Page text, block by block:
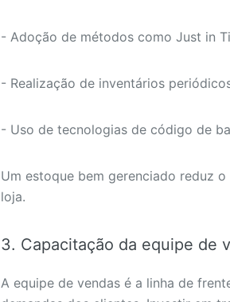
- Adoção de métodos como Just in
- Realização de inventários
- Uso de tecnologias de código de
Um estoque bem gerenciado reduz
loja.
3. Capacitação da equipe de
A equipe de vendas é a linha de